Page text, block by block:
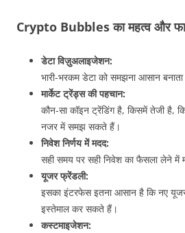
Crypto Bubbles का महत्व और
डेटा विज़ुअलाइजेशन:
भारी-भरकम डेटा को समझना आसान
मार्केट ट्रेंड्स की पहचान:
कौन-सा कॉइन ट्रेंडिंग है, किसमें तेजी है,
नजर में समझ सकते हैं।
निवेश निर्णय में मदद:
सही समय पर सही निवेश का फैसला लेने में
यूजर फ्रेंडली:
इसका इंटरफेस इतना आसान है कि नए
इस्तेमाल कर सकते हैं।
कस्टमाइजेशन: